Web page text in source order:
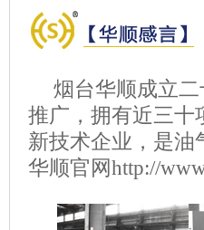
烟台华顺成立
推广，拥有近三十
新技术企业，是油
华顺官网http://